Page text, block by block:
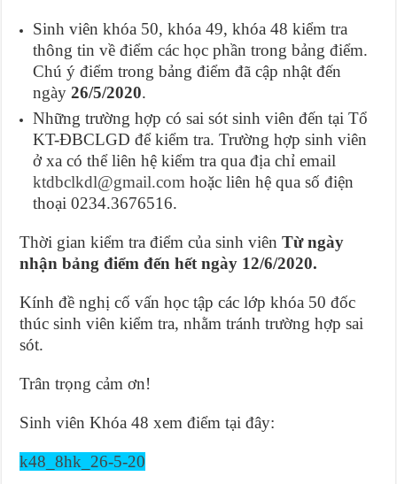
Sinh viên khóa 50, khóa 49, khóa 48 kiểm tra
thông tin về điểm các học phần trong bảng điểm.
Chú ý điểm trong bảng điểm đã cập nhật đến
ngày26/5/2020.
Những trường hợp có sai sót sinh viên đến tại Tổ
KT-ĐBCLGD để kiểm tra. Trường hợp sinh viên
ở xa có thể liên hệ kiểm tra qua địa chỉ email
ktdbclkdl@gmail.com hoặc liên hệ qua số điện
thoại 0234.3676516.
Thời gian kiểm tra điểm của sinh viênTừ ngày
nhận bảng điểm đến hết ngày 12/6/2020.
Kính đề nghị cố vấn học tập các lớp khóa 50 đốc
thúc sinh viên kiểm tra, nhằm tránh trường hợp sai
sót.
Trân trọng cảm ơn!
Sinh viên Khóa 48 xem điểm tại đây:
k48_8hk_26-5-20